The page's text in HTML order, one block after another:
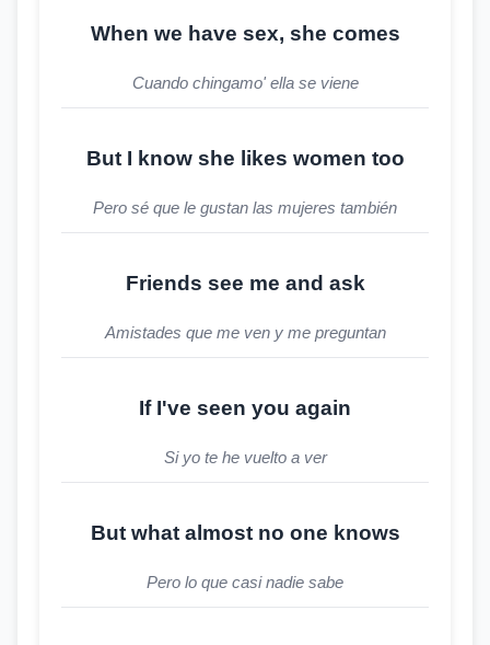
When we have sex, she comes
Cuando chingamo' ella se viene
But I know she likes women too
Pero sé que le gustan las mujeres también
Friends see me and ask
Amistades que me ven y me preguntan
If I've seen you again
Si yo te he vuelto a ver
But what almost no one knows
Pero lo que casi nadie sabe